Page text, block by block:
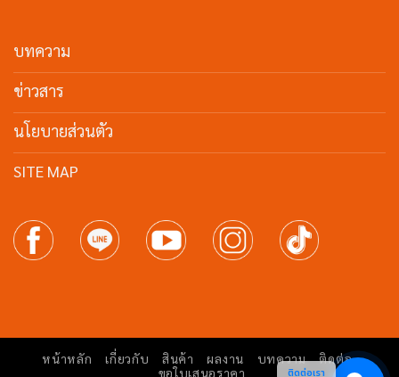
บทความ
ข่าวสาร
นโยบายส่วนตัว
SITE MAP
หน้าหลัก เกี่ยวกับ สินค้า ผลงาน บทความ
ติดต่อ
ขอใบเสนอราคา
ติดต่อเรา